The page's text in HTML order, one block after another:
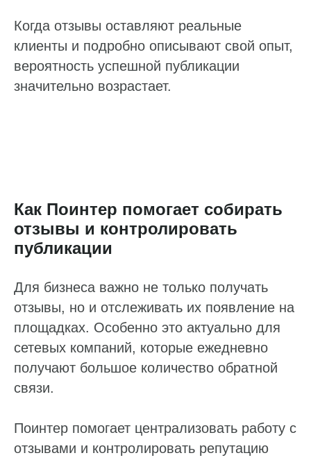
Когда отзывы оставляют реальные
клиенты и подробно описывают свой опыт,
вероятность успешной публикации
значительно возрастает.
Как Поинтер помогает собирать
отзывы и контролировать
публикации
Для бизнеса важно не только получать
отзывы, но и отслеживать их появление на
площадках. Особенно это актуально для
сетевых компаний, которые ежедневно
получают большое количество обратной
связи.
Поинтер помогает централизовать работу с
отзывами и контролировать репутацию